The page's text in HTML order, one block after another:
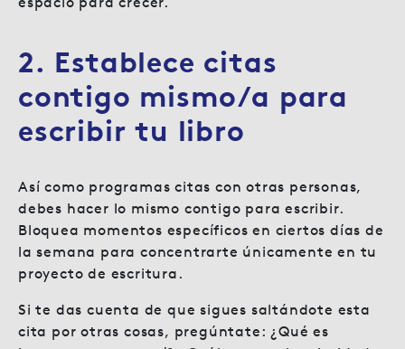
2. Establece citas
contigo mismo/a para
escribir tu libro
Así como programas citas con otras personas,
debes hacer lo mismo contigo para escribir.
Bloquea momentos específicos en ciertos días de
la semana para concentrarte únicamente en tu
proyecto de escritura.
Si te das cuenta de que sigues saltándote esta
cita por otras cosas, pregúntate: ¿Qué es